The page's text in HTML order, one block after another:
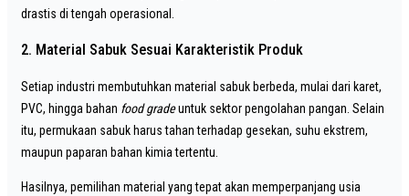
drastis di tengah operasional.
2. Material Sabuk Sesuai Karakteristik Produk
Setiap industri membutuhkan material sabuk berbeda, mulai dari karet,
PVC, hingga bahan food gradeuntuk sektor pengolahan pangan. Selain
itu, permukaan sabuk harus tahan terhadap gesekan, suhu ekstrem,
maupun paparan bahan kimia tertentu.
Hasilnya, pemilihan material yang tepat akan memperpanjang usia